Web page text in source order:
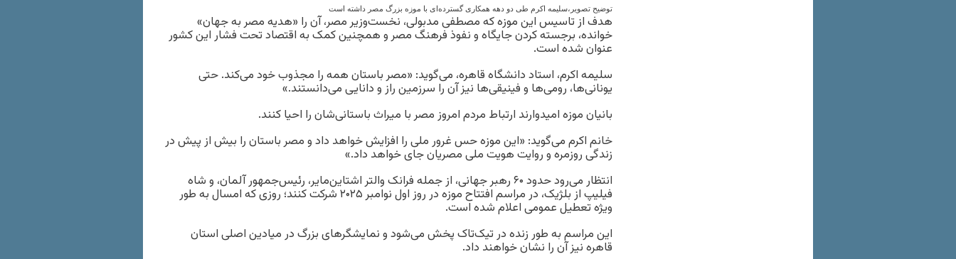
توضیح تصویر،سلیمه اکرم طی دو دهه همکاری گسترده‌ای با موزه بزرگ مصر داشته است
هدف از تاسیس این موزه که مصطفی مدبولی، نخست‌وزیر مصر، آن را «هدیه مصر به جهان»
خوانده، برجسته کردن جایگاه و نفوذ فرهنگ مصر و همچنین کمک به اقتصاد تحت فشار این کشور
عنوان شده است.
سلیمه اکرم، استاد دانشگاه قاهره، می‌گوید: «مصر باستان همه را مجذوب خود می‌کند. حتی
یونانی‌ها، رومی‌ها و فینیقی‌ها نیز آن را سرزمین راز و دانایی می‌دانستند.»
بانیان موزه امیدوارند ارتباط مردم امروز مصر با میراث‌ باستانی‌شان را احیا کنند.
خانم اکرم می‌گوید: «این موزه حس غرور ملی را افزایش خواهد داد و مصر باستان را بیش از پیش در
زندگی روزمره و روایت هویت ملی مصریان جای خواهد داد.»
انتظار می‌رود حدود ۶۰ رهبر جهانی، از جمله فرانک والتر اشتاین‌مایر، رئیس‌جمهور آلمان، و شاه
فیلیپ از بلژیک، در مراسم افتتاح موزه در روز اول نوامبر ۲۰۲۵ شرکت کنند؛ روزی که امسال به طور
ویژه تعطیل عمومی اعلام شده است.
این مراسم به طور زنده در تیک‌تاک پخش می‌شود و نمایشگرهای بزرگ در میادین اصلی استان
قاهره نیز آن را نشان خواهند داد.